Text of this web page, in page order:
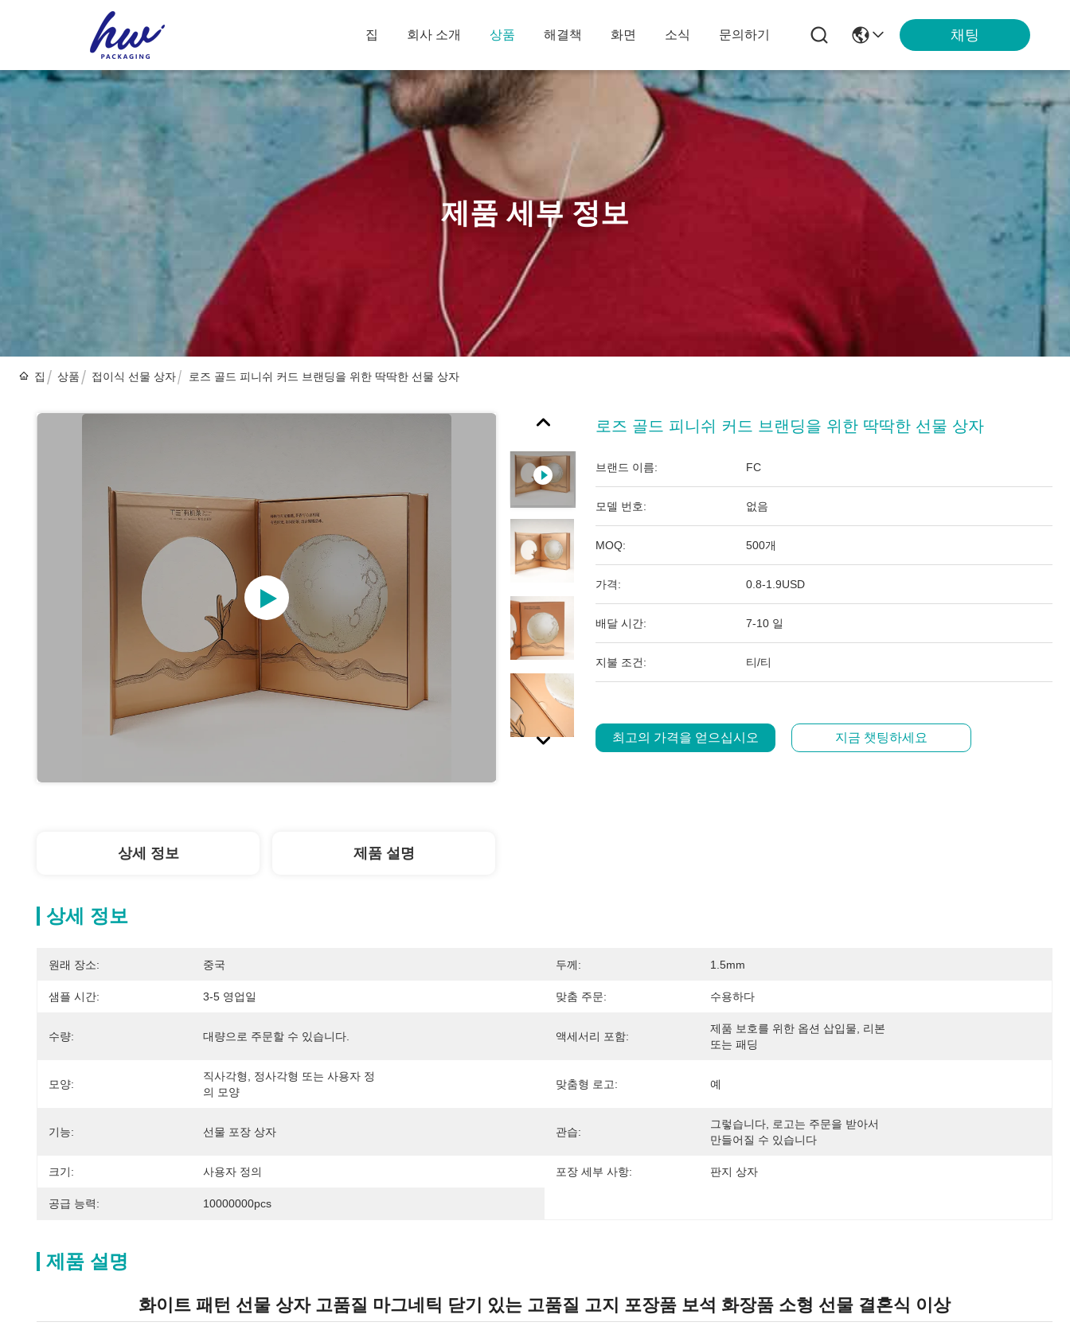
집 회사 소개 상품 해결책 화면 소식 문의하기 채팅
제품 세부 정보
집 상품 접이식 선물 상자 로즈 골드 피니쉬 커드 브랜딩을 위한 딱딱한 선물 상자
로즈 골드 피니쉬 커드 브랜딩을 위한 딱딱한 선물 상자
브랜드 이름: FC
모델 번호: 없음
MOQ: 500개
가격: 0.8-1.9USD
배달 시간: 7-10 일
지불 조건: 티/티
최고의 가격을 얻으십시오 지금 챗팅하세요
상세 정보 제품 설명
상세 정보
원래 장소: 중국 두께: 1.5mm
샘플 시간: 3-5 영업일 맞춤 주문: 수용하다
수량: 대량으로 주문할 수 있습니다. 액세서리 포함:
제품 보호를 위한 옵션 삽입물, 리본
또는 패딩
모양:
직사각형, 정사각형 또는 사용자 정
의 모양
맞춤형 로고: 예
기능: 선물 포장 상자 관습:
그렇습니다, 로고는 주문을 받아서
만들어질 수 있습니다
크기: 사용자 정의 포장 세부 사항: 판지 상자
공급 능력: 10000000pcs
제품 설명
화이트 패턴 선물 상자 고품질 마그네틱 닫기 있는 고품질 고지 포장품 보석 화장품 소형 선물 결혼식 이상